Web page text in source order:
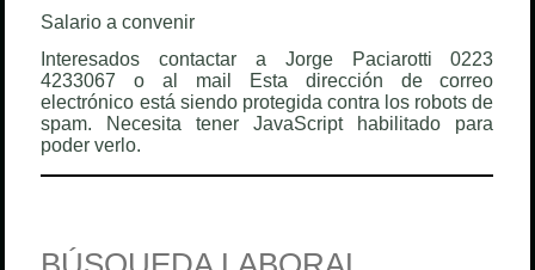
Salario a convenir
Interesados contactar a Jorge Paciarotti 0223
4233067 o al mail
Esta dirección de correo
electrónico está siendo protegida contra los robots de
spam. Necesita tener JavaScript habilitado para
poder verlo.